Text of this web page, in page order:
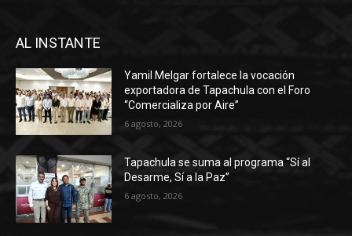
AL INSTANTE
Yamil Melgar fortalece la vocación
exportadora de Tapachula con el Foro
“Comercializa por Aire”
6 agosto, 2026
Tapachula se suma al programa “Sí al
Desarme, Sí a la Paz”
6 agosto, 2026